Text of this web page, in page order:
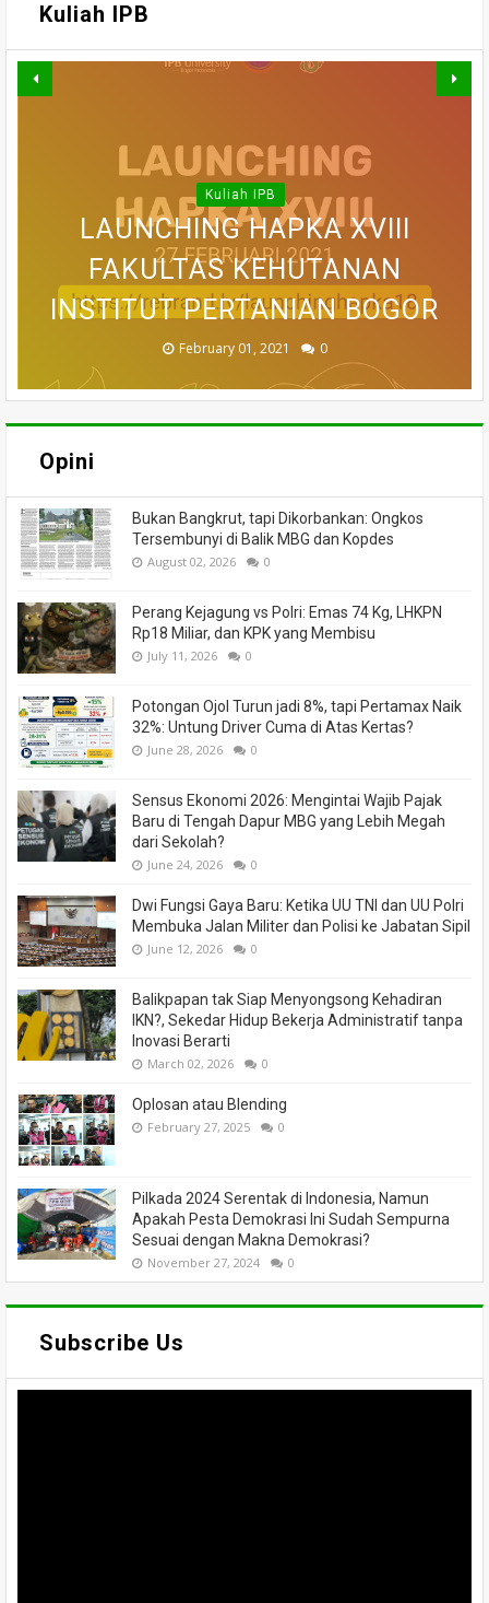
Kuliah IPB
WEBINAR NASIONAL SERI III :
PERAN SERTA MASYARAKAT
DALAM PELESTARIAN DAN
PENGELOLAAN HUTAN
June 13, 2024 0
LOMBA FOTOGRAFI &
VIDEOGRAFI HAPKA 2021
September 17, 2021 0
Kuliah IPB
LAUNCHING HAPKA XVIII
FAKULTAS KEHUTANAN
INSTITUT PERTANIAN BOGOR
February 01, 2021 0
MATERI WEBINAR DARING :
PENGAJIAN PERHUTANAN
SOSIAL : TANTANGAN
KEBIJAKAN PENDAMPINGAN
PERHUTANAN SOSIAL
August 06, 2020 0
FAHUTAN TALK SERIES 5 :
PELUANG DAN TANTANGAN
MULTI USAHA KEHUTANAN
DALAM PENGELOLAAN HUTAN
LESTARI
July 27, 2020 0
MATERI KULIAH UMUM DARING
: ETIKA, SAINS, DAN POLITIK
DALAM KEBIJAKAN SUMBER
DAYA ALAM
July 02, 2020 0
MATERI WEBINAR DARING :
EVALUASI PENERAPAN
TEKNOLOGI MODIFIKASI CUACA
UNTUK MITIGASI BENCANA
KARHUTLA
June 18, 2020 0
MATERI KULIAH UMUM DARING
: MEMAHAMI KEBAKARAN
LAHAN GAMBUT
June 16, 2020 0
Opini
Bukan Bangkrut, tapi Dikorbankan: Ongkos
Tersembunyi di Balik MBG dan Kopdes
August 02, 2026 0
Perang Kejagung vs Polri: Emas 74 Kg, LHKPN
Rp18 Miliar, dan KPK yang Membisu
July 11, 2026 0
Potongan Ojol Turun jadi 8%, tapi Pertamax Naik
32%: Untung Driver Cuma di Atas Kertas?
June 28, 2026 0
Sensus Ekonomi 2026: Mengintai Wajib Pajak
Baru di Tengah Dapur MBG yang Lebih Megah
dari Sekolah?
June 24, 2026 0
Dwi Fungsi Gaya Baru: Ketika UU TNI dan UU Polri
Membuka Jalan Militer dan Polisi ke Jabatan Sipil
June 12, 2026 0
Balikpapan tak Siap Menyongsong Kehadiran
IKN?, Sekedar Hidup Bekerja Administratif tanpa
Inovasi Berarti
March 02, 2026 0
Oplosan atau Blending
February 27, 2025 0
Pilkada 2024 Serentak di Indonesia, Namun
Apakah Pesta Demokrasi Ini Sudah Sempurna
Sesuai dengan Makna Demokrasi?
November 27, 2024 0
Subscribe Us